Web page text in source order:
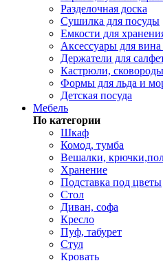
Разделочная доска
Сушилка для посуды
Емкости для
Аксессуары для
Держатели для
Кастрюли,
Формы для льда и
Детская посуда
Мебель
По категории
Шкаф
Комод, тумба
Вешалки,
Хранение
Подставка под цветы
Стол
Диван, софа
Кресло
Пуф, табурет
Стул
Кровать